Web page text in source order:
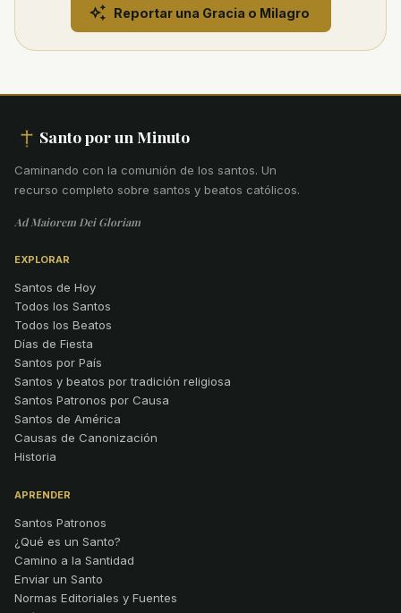
Reportar una Gracia o Milagro
Santo por un Minuto
Caminando con la comunión de los santos. Un
recurso completo sobre santos y beatos católicos.
Ad Maiorem Dei Gloriam
EXPLORAR
Santos de Hoy
Todos los Santos
Todos los Beatos
Días de Fiesta
Santos por País
Santos y beatos por tradición religiosa
Santos Patronos por Causa
Santos de América
Causas de Canonización
Historia
APRENDER
Santos Patronos
¿Qué es un Santo?
Camino a la Santidad
Enviar un Santo
Normas Editoriales y Fuentes